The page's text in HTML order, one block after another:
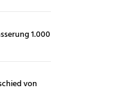
1.000
von